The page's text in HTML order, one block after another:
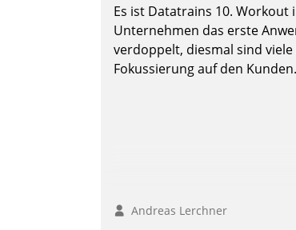
Es ist Datatrains 10. Workout
Unternehmen das erste
verdoppelt, diesmal sind
Fokussierung auf den Kunden.
Andreas Lerchner